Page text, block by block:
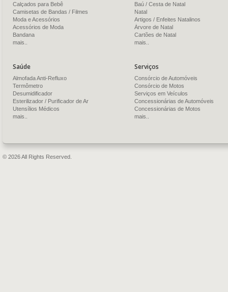
Calçados para Bebê
Camisetas de Bandas / Filmes
Moda e Acessórios
Acessórios de Moda
Bandana
mais..
Baú / Cesta de Natal
Natal
Artigos / Enfeites Natalinos
Árvore de Natal
Cartões de Natal
mais..
Saúde
Almofada Anti-Refluxo
Termômetro
Desumidificador
Esterilizador / Purificador de Ar
Utensílios Médicos
mais..
Serviços
Consórcio de Automóveis
Consórcio de Motos
Serviços em Veículos
Concessionárias de Automóveis
Concessionárias de Motos
mais..
© 2026 All Rights Reserved.